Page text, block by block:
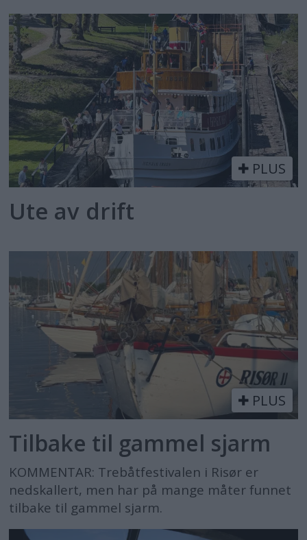
PLUS
Ute av drift
PLUS
Tilbake til gammel sjarm
KOMMENTAR: Trebåtfestivalen i Risør er
nedskallert, men har på mange måter funnet
tilbake til gammel sjarm.